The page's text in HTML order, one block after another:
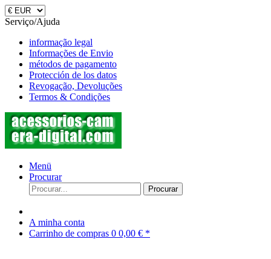
Serviço/Ajuda
informação legal
Informações de Envio
métodos de pagamento
Protección de los datos
Revogação, Devoluções
Termos & Condições
Menü
Procurar
Procurar
A minha conta
Carrinho de compras 0 0,00 € *